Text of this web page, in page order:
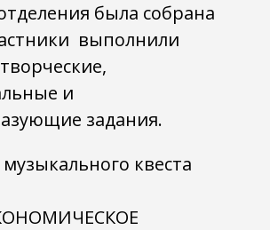
была собрана
выполнили
и
задания.
квеста